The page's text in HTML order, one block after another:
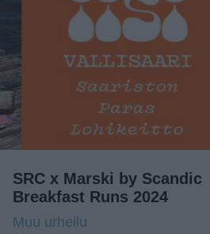
SRC x Marski by Scandic
Breakfast Runs 2024
Muu urheilu